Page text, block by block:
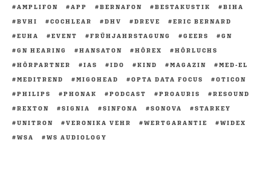
AMPLIFON APP BERNAFON BESTAKUSTIK
BIHA
BVHI
COCHLEAR DHV DREVE
ERIC BERNARD
EUHA
EVENT FRÜHJAHRSTAGUNG GEERS
GN
GN HEARING
HANSATON HÖREX
HÖRLUCHS
HÖRPARTNER
IAS IDO KIND MAGAZIN
MED-EL
MEDITREND
MIGOHEAD OPTA DATA FOCUS
OTICON
PHILIPS
PHONAK PODCAST PROAURIS
RESOUND
REXTON
SIGNIA SINFONA SONOVA
STARKEY
UNITRON
VERONIKA VEHR WERTGARANTIE
WIDEX
WSA
WS AUDIOLOGY